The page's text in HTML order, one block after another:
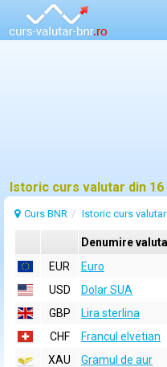
Istoric curs valutar din 16
Curs BNR Istoric curs valutar
Denumire valuta
EUR
Euro
USD
Dolar SUA
GBP
Lira sterlina
CHF
Francul elvetian
XAU
Gramul de aur